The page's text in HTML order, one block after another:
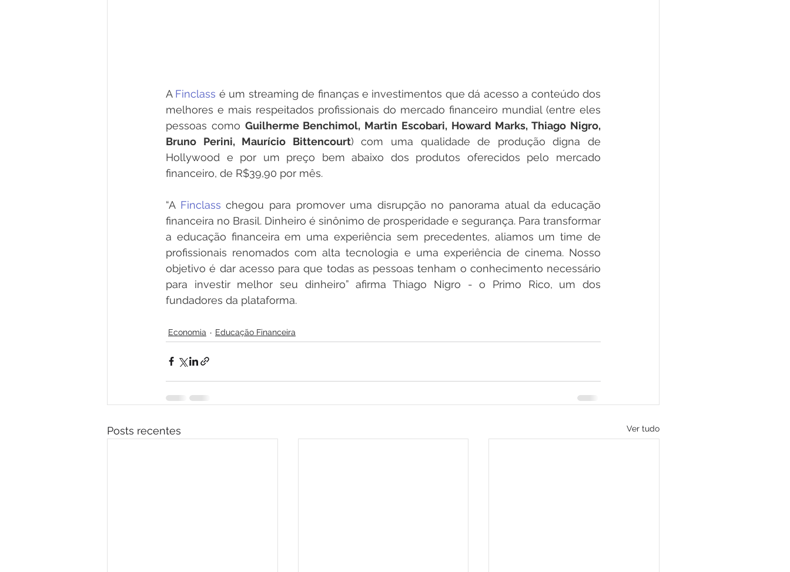
A Finclass é um streaming de finanças e investimentos que dá acesso a conteúdo dos
melhores e mais respeitados profissionais do mercado financeiro mundial (entre eles
pessoas como Guilherme Benchimol, Martin Escobari, Howard Marks, Thiago Nigro,
Bruno Perini, Maurício Bittencourt) com uma qualidade de produção digna de
Hollywood e por um preço bem abaixo dos produtos oferecidos pelo mercado
financeiro, de R$39,90 por mês.
“A Finclass chegou para promover uma disrupção no panorama atual da educação
financeira no Brasil. Dinheiro é sinônimo de prosperidade e segurança. Para transformar
a educação financeira em uma experiência sem precedentes, aliamos um time de
profissionais renomados com alta tecnologia e uma experiência de cinema. Nosso
objetivo é dar acesso para que todas as pessoas tenham o conhecimento necessário
para investir melhor seu dinheiro” afirma Thiago Nigro - o Primo Rico, um dos
fundadores da plataforma.
Economia Educação Financeira
Posts recentes Ver tudo